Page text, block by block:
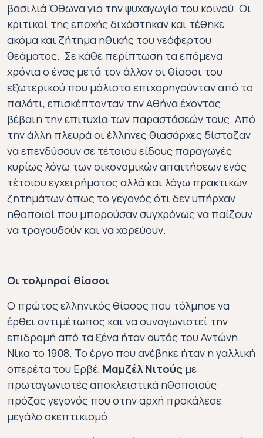
βασιλιά Όθωνα για την ψυχαγωγία του κοινού. Οι
κριτικοί της εποχής διχάστηκαν και τέθηκε
ακόμα και ζήτημα ηθικής του νεόφερτου
θεάματος. Σε κάθε περίπτωση τα επόμενα
χρόνια ο ένας μετά τον άλλον οι θίασοι του
εξωτερικού που μάλιστα επιχορηγούνταν από το
παλάτι, επισκέπτονταν την Αθήνα έχοντας
βέβαιη την επιτυχία των παραστάσεών τους. Από
την άλλη πλευρά οι έλληνες θιασάρχες δίσταζαν
να επενδύσουν σε τέτοιου είδους παραγωγές
κυρίως λόγω των οικονομικών απαιτήσεων ενός
τέτοιου εγχειρήματος αλλά και λόγω πρακτικών
ζητημάτων όπως το γεγονός ότι δεν υπήρχαν
ηθοποιοί που μπορούσαν συγχρόνως να παίζουν
να τραγουδούν και να χορεύουν.
Οι τολμηροί θίασοι
Ο πρώτος ελληνικός θίασος που τόλμησε να
έρθει αντιμέτωπος και να συναγωνιστεί την
επιδρομή από τα ξένα ήταν αυτός του Αντώνη
Νίκα το 1908. Το έργο που ανέβηκε ήταν η γαλλική
οπερέτα του Ερβέ, Μαμζέλ Νιτούς με
πρωταγωνιστές αποκλειστικά ηθοποιούς
πρόζας γεγονός που στην αρχή προκάλεσε
μεγάλο σκεπτικισμό.